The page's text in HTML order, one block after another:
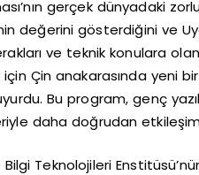
gerçek dünyadaki
değerini gösterdiğini ve
ve teknik konulara
Çin anakarasında yeni
Bu program, genç
daha doğrudan etkileşim
Bilgi Teknolojileri